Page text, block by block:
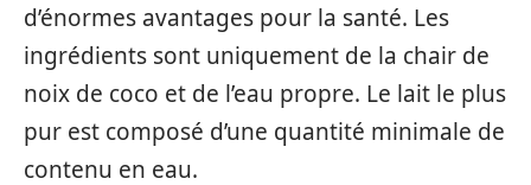
d’énormes avantages pour la santé. Les
ingrédients sont uniquement de la chair de
noix de coco et de l’eau propre. Le lait le plus
pur est composé d’une quantité minimale de
contenu en eau.